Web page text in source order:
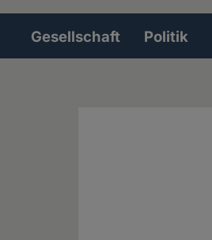
Hauptnavigation
Gesellschaft Politik